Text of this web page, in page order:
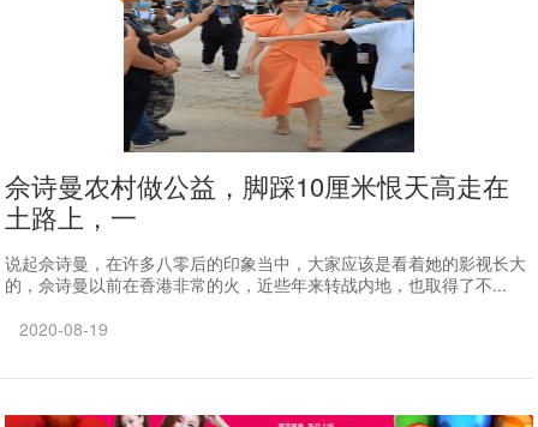
佘诗曼农村做公益，脚踩10厘米恨天高走在
土路上，一
说起佘诗曼，在许多八零后的印象当中，大家应该是看着她的影视长大
的，佘诗曼以前在香港非常的火，近些年来转战内地，也取得了不...
2020-08-19